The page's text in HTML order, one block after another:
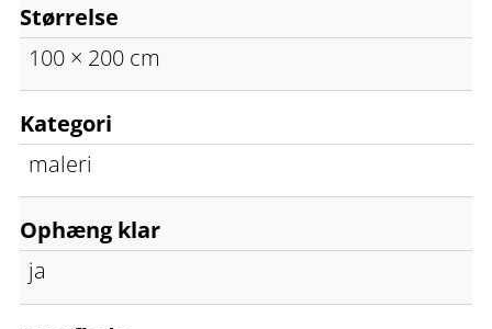
Størrelse
100 × 200 cm
Kategori
maleri
Ophæng klar
ja